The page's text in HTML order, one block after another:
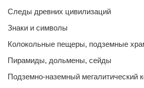
Следы древних цивилизаций
Знаки и символы
Колокольные пещеры, подземные
Пирамиды, дольмены, сейды
Подземно-наземный мегалитический